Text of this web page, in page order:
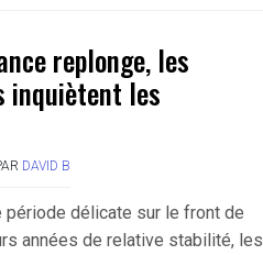
replonge, les
inquiètent les
DAVID B
période délicate sur le front de
années de relative stabilité, les